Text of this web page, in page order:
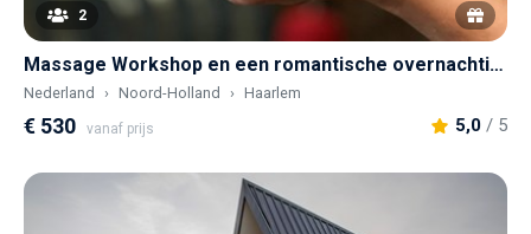
2
Massage Workshop en een romantische overnachting in 17e eeuws hofje in hartje Haarlem
Nederland Noord-Holland Haarlem
€ 530 vanaf prijs 5,0 / 5